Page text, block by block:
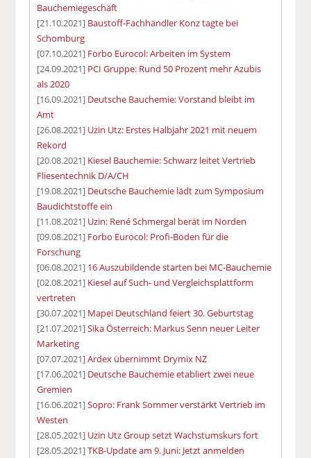
Bauchemiegeschäft
[21.10.2021] Baustoff-Fachhändler Konz tagte bei
Schomburg
[07.10.2021] Forbo Eurocol: Arbeiten im System
[24.09.2021] PCI Gruppe: Rund 50 Prozent mehr Azubis
als 2020
[16.09.2021] Deutsche Bauchemie: Vorstand bleibt im
Amt
[26.08.2021] Uzin Utz: Erstes Halbjahr 2021 mit neuem
Rekord
[20.08.2021] Kiesel Bauchemie: Schwarz leitet Vertrieb
Fliesentechnik D/A/CH
[19.08.2021] Deutsche Bauchemie lädt zum Symposium
Baudichtstoffe ein
[11.08.2021] Uzin: René Schmergal berät im Norden
[09.08.2021] Forbo Eurocol: Profi-Böden für die
Forschung
[06.08.2021] 16 Auszubildende starten bei MC-Bauchemie
[02.08.2021] Kiesel auf Such- und Vergleichsplattform
vertreten
[30.07.2021] Mapei Deutschland feiert 30. Geburtstag
[21.07.2021]Sika Österreich: Markus Senn neuer Leiter
Marketing
[07.07.2021]Ardex übernimmt Drymix NZ
[17.06.2021] Deutsche Bauchemie etabliert zwei neue
Gremien
[16.06.2021]Sopro: Frank Sommer verstärkt Vertrieb im
Westen
[28.05.2021] Uzin Utz Group setzt Wachstumskurs fort
[28.05.2021]TKB-Update am 9. Juni: Jetzt anmelden